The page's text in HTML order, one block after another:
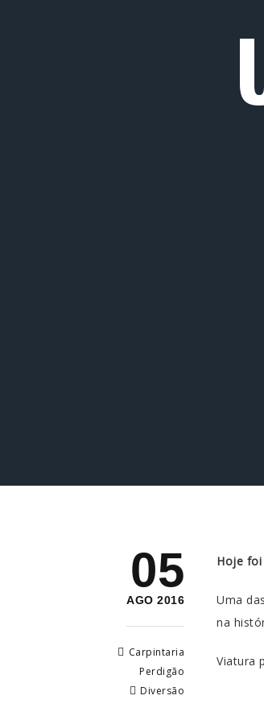
05
AGO 2016
Carpintaria
Perdigão
Diversão
Hoje foi
Uma
na
Viatura